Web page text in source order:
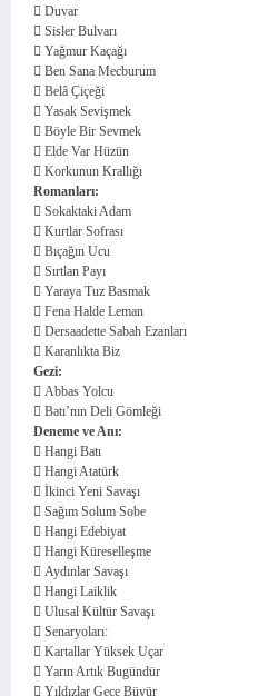
 Duvar
 Sisler Bulvarı
 Yağmur Kaçağı
 Ben Sana Mecburum
 Belâ Çiçeği
 Yasak Sevişmek
 Böyle Bir Sevmek
 Elde Var Hüzün
 Korkunun Krallığı
Romanları:
 Sokaktaki Adam
 Kurtlar Sofrası
 Bıçağın Ucu
 Sırtlan Payı
 Yaraya Tuz Basmak
 Fena Halde Leman
 Dersaadette Sabah Ezanları
 Karanlıkta Biz
Gezi:
 Abbas Yolcu
 Batı’nın Deli Gömleği
Deneme ve Anı:
 Hangi Batı
 Hangi Atatürk
 İkinci Yeni Savaşı
 Sağım Solum Sobe
 Hangi Edebiyat
 Hangi Küreselleşme
 Aydınlar Savaşı
 Hangi Laiklik
 Ulusal Kültür Savaşı
 Senaryoları:
 Kartallar Yüksek Uçar
 Yarın Artık Bugündür
 Yıldızlar Gece Büyür